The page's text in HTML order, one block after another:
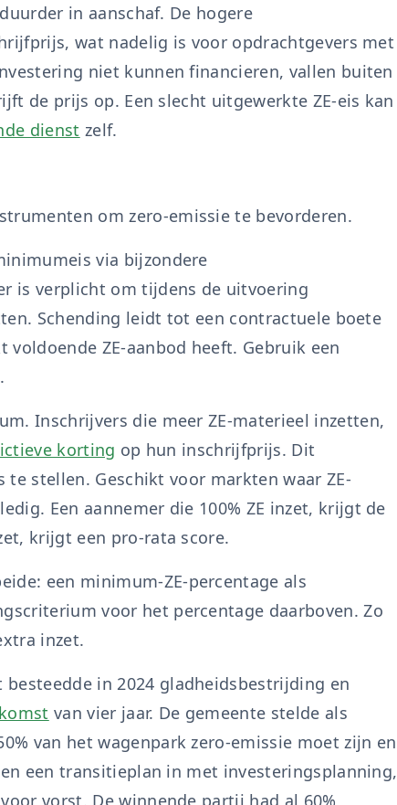
in aanschaf. De hogere
wat nadelig is voor opdrachtgevers met
niet kunnen financieren, vallen buiten
de prijs op. Een slecht uitgewerkte ZE-eis kan
dienst zelf.
om zero-emissie te bevorderen.
via bijzondere
is verplicht om tijdens de uitvoering
Schending leidt tot een contractuele boete
ZE-aanbod heeft. Gebruik een
Inschrijvers die meer ZE-materieel inzetten,
korting op hun inschrijfprijs. Dit
stellen. Geschikt voor markten waar ZE-
Een aannemer die 100% ZE inzet, krijgt de
krijgt een pro-rata score.
een minimum-ZE-percentage als
voor het percentage daarboven. Zo
inzet.
in 2024 gladheidsbestrijding en
van vier jaar. De gemeente stelde als
van het wagenpark zero-emissie moet zijn en
een transitieplan in met investeringsplanning,
vorst. De winnende partij had al 60%